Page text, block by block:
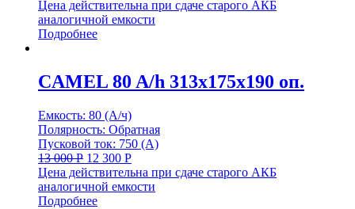
Цена действительна при сдаче старого АКБ
аналогичной емкости
Подробнее
CAMEL 80 A/h 313x175x190 оп.
Емкость: 80 (А/ч)
Полярность: Обратная
Пусковой ток: 750 (А)
13 000Р 12 300 Р
Цена действительна при сдаче старого АКБ
аналогичной емкости
Подробнее